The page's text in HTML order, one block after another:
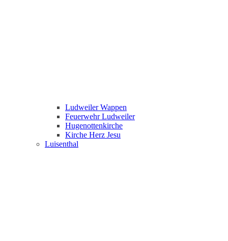
Ludweiler Wappen
Feuerwehr Ludweiler
Hugenottenkirche
Kirche Herz Jesu
Luisenthal